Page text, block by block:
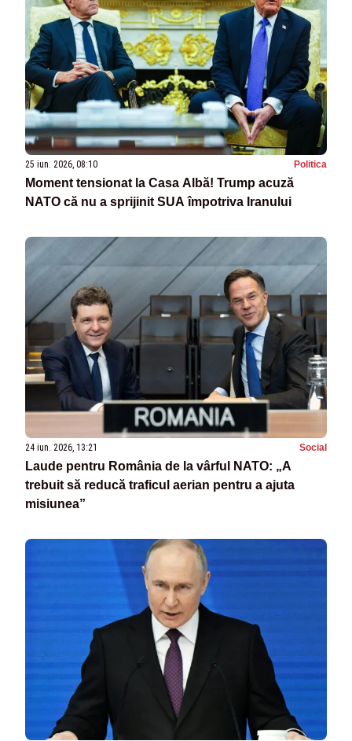
25 iun. 2026, 08:10 Politica
Moment tensionat la Casa Albă! Trump acuză
NATO că nu a sprijinit SUA împotriva Iranului
24 iun. 2026, 13:21 Social
Laude pentru România de la vârful NATO: „A
trebuit să reducă traficul aerian pentru a ajuta
misiunea”